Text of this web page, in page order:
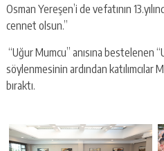
Osman Yereşen’i de vefatının
cennet olsun.”
“Uğur Mumcu” anısına bestelenen
söylenmesinin ardından katılımcılar
bıraktı.